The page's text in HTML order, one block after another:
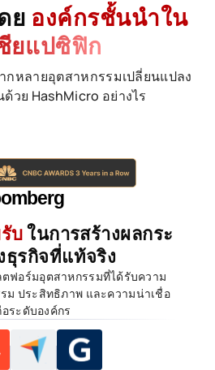
ย องค์กรชั้นนำใน
ยแปซิฟิก
หลายอุตสาหกรรมเปลี่ยนแปลง
วย HashMicro อย่างไร
บในการสร้างผลกระ
รกิจที่แท้จริง
ฟอร์มอุตสาหกรรมที่ได้รับความ
ม ประสิทธิภาพ และความน่าเชื่อ
ระดับองค์กร